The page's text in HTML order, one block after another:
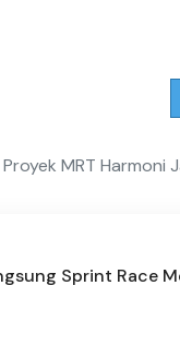
Proyek MRT Harmoni
Sprint Race